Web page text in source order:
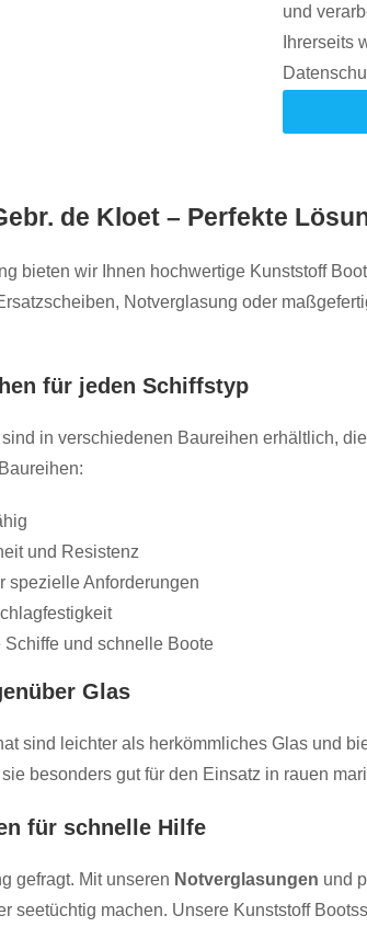
und
Ihrerseits
de Kloet – Perfekte
bieten wir Ihnen hochwertige Kunststoff
Notverglasung oder
für jeden Schiffstyp
sind in verschiedenen Baureihen erhältlich,
und Resistenz
spezielle Anforderungen
und schnelle Boote
Glas
sind leichter als herkömmliches Glas und
besonders gut für den Einsatz in rauen
für schnelle Hilfe
gefragt. Mit unseren Notverglasungen und
seetüchtig machen. Unsere Kunststoff